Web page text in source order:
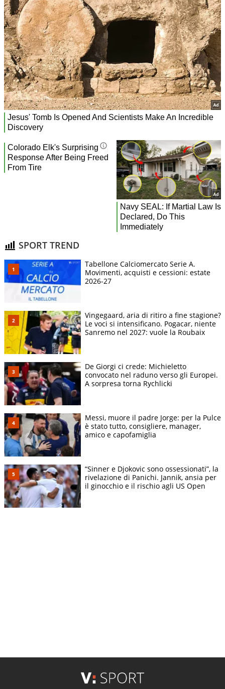
SPORT TREND
Tabellone Calciomercato Serie A.
Movimenti, acquisti e cessioni: estate
2026-27
Vingegaard, aria di ritiro a fine stagione?
Le voci si intensificano. Pogacar, niente
Sanremo nel 2027: vuole la Roubaix
De Giorgi ci crede: Michieletto
convocato nel raduno verso gli Europei.
A sorpresa torna Rychlicki
Messi, muore il padre Jorge: per la Pulce
è stato tutto, consigliere, manager,
amico e capofamiglia
“Sinner e Djokovic sono ossessionati”, la
rivelazione di Panichi. Jannik, ansia per
il ginocchio e il rischio agli US Open